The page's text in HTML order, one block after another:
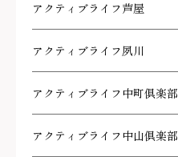
アクティブライフ芦屋
アクティブライフ夙川
アクティブライフ中町倶楽部
アクティブライフ中山倶楽部